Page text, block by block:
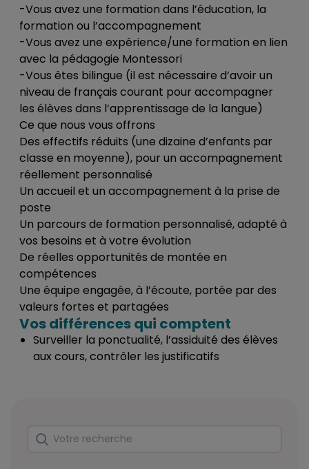
-Vous avez une formation dans l’éducation, la
formation ou l’accompagnement
-Vous avez une expérience/une formation en lien
avec la pédagogie Montessori
-Vous êtes bilingue (il est nécessaire d’avoir un
niveau de français courant pour accompagner
les élèves dans l’apprentissage de la langue)
Ce que nous vous offrons
Des effectifs réduits (une dizaine d’enfants par
classe en moyenne), pour un accompagnement
réellement personnalisé
Un accueil et un accompagnement à la prise de
poste
Un parcours de formation personnalisé, adapté à
vos besoins et à votre évolution
De réelles opportunités de montée en
compétences
Une équipe engagée, à l’écoute, portée par des
valeurs fortes et partagées
Vos différences qui comptent
Surveiller la ponctualité, l’assiduité des élèves
aux cours, contrôler les justificatifs
Rechercher
Votre recherche